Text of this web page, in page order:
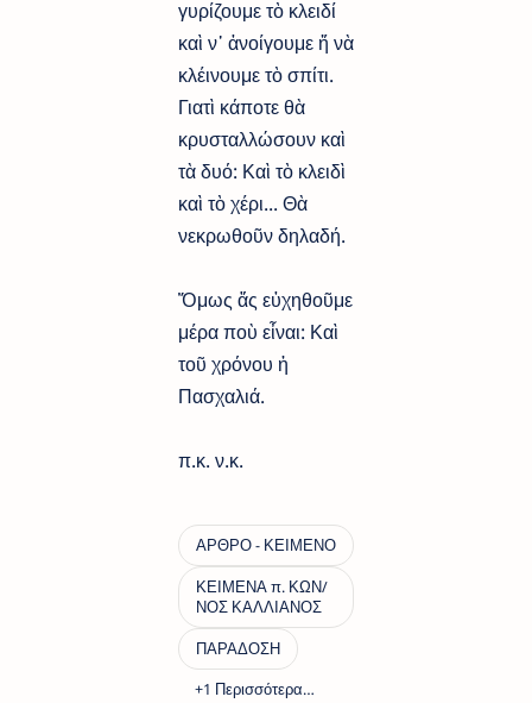
γυρίζουμε τὸ κλειδί
καὶ ν᾿ ἀνοίγουμε ἤ νὰ
κλέινουμε τὸ σπίτι.
Γιατὶ κάποτε θὰ
κρυσταλλώσουν καὶ
τὰ δυό: Καὶ τὸ κλειδὶ
καὶ τὸ χέρι... Θὰ
νεκρωθοῦν δηλαδή.
Ὅμως ἄς εὐχηθοῦμε
μέρα ποὺ εἶναι: Καὶ
τοῦ χρόνου ἡ
Πασχαλιά.
π.κ. ν.κ.